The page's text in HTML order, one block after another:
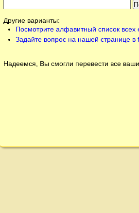
Другие варианты:
Посмотрите алфавитный список всех
Задайте вопрос на нашей странице в
Надеемся, Вы смогли перевести все